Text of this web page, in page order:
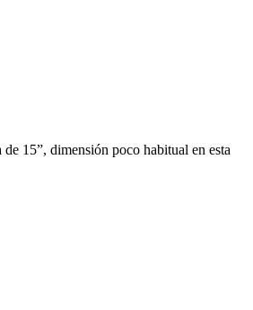
15”, dimensión poco habitual en esta